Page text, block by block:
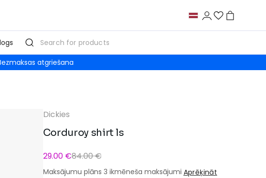
atgriešana
Dickies
Corduroy shirt ls
29.00 €84.00 €
Maksājumu plāns 3 ikmēneša maksājumi Aprēķināt